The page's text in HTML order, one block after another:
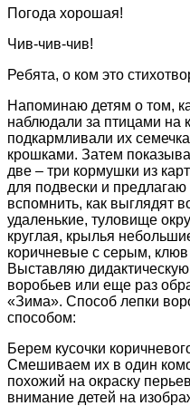
Погода хорошая!
Чив-чив-чив!
Ребята, о ком это
Напоминаю детям о том,
наблюдали за птицами на
подкармливали их
крошками. Затем
две – три кормушки из
для подвески и
вспомнить, как выглядят
удаленькие, туловище
круглая, крылья
коричневые с серым, клюв
Выставляю
воробьев или еще раз
«Зима». Способ лепки
способом:
Берем кусочки
Смешиваем их в один
похожий на окраску
внимание детей на